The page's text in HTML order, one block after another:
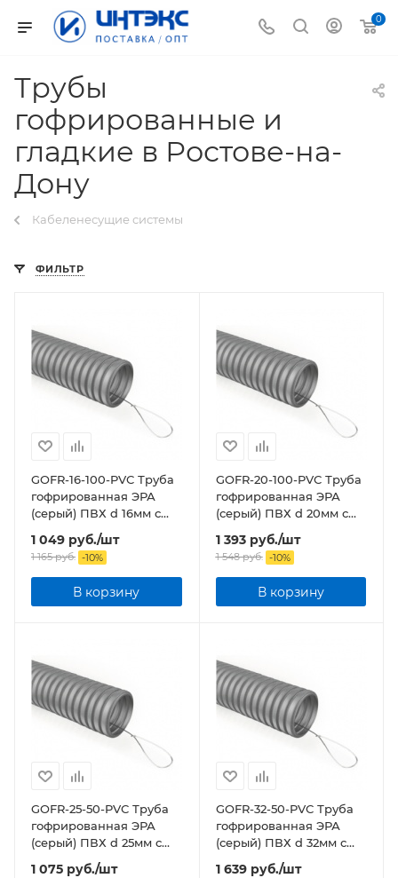
0
Трубы
гофрированные и
гладкие в Ростове-на-
Дону
Кабеленесущие системы
ФИЛЬТР
GOFR-16-100-PVС Труба
гофрированная ЭРА
(серый) ПВХ d 16мм с
зонд. легкая 100м бухта
1 049 руб./шт
1 165руб. -10%
В корзину
GOFR-20-100-PVС Труба
гофрированная ЭРА
(серый) ПВХ d 20мм с
зонд. легкая 100м бухта
1 393руб./шт
1 548руб. -10%
В корзину
GOFR-25-50-PVС Труба
гофрированная ЭРА
(серый) ПВХ d 25мм с
зонд. легкая 50м бухта
1 075 руб./шт
GOFR-32-50-PVС Труба
гофрированная ЭРА
(серый) ПВХ d 32мм с
зонд. легкая 50м бухта
1 639руб./шт